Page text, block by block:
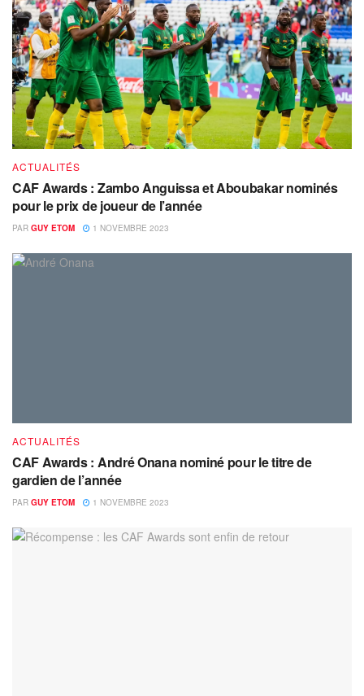
ACTUALITÉS
CAF Awards : Zambo Anguissa et Aboubakar nominés
pour le prix de joueur de l’année
PAR GUY ETOM 1 NOVEMBRE 2023
ACTUALITÉS
CAF Awards : André Onana nominé pour le titre de
gardien de l’année
PAR GUY ETOM 1 NOVEMBRE 2023